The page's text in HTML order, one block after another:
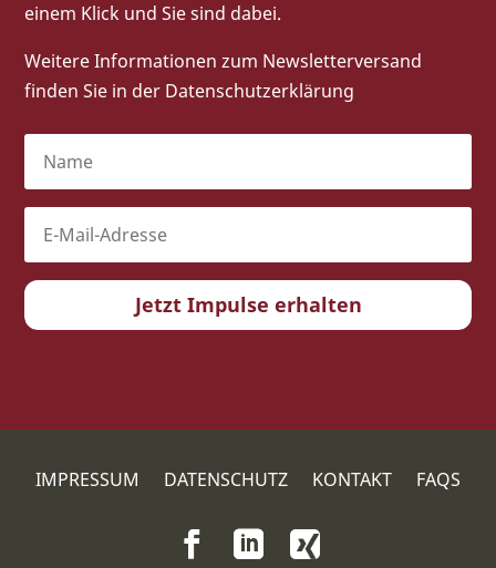
einem Klick und Sie sind dabei.
Weitere Informationen zum Newsletterversand
finden Sie in der Datenschutzerklärung
Jetzt Impulse erhalten
IMPRESSUM DATENSCHUTZ KONTAKT FAQS